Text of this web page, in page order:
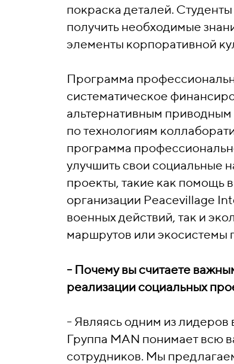
покраска деталей.
получить необходимые
элементы корпоративной
Программа
систематическое
альтернативным приводным
по технологиям
программа
улучшить свои социальные
проекты, такие как помощь
организации Peacevillage
военных действий, так и
маршрутов или экосистемы
- Почему вы считаете
реализации социальных
- Являясь одним из
Группа MAN понимает всю
сотрудников. Мы